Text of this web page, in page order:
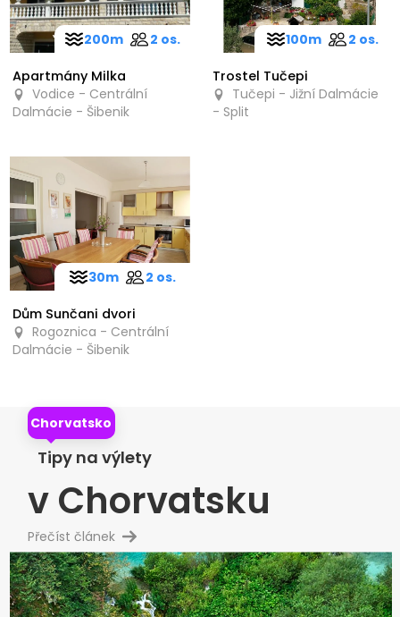
Apartmány Milka
Vodice - Centrální
Dalmácie - Šibenik
200m 2 os.
Trostel Tučepi
Tučepi - Jižní Dalmácie
- Split
100m 2 os.
Dům Sunčani dvori
Rogoznica - Centrální
Dalmácie - Šibenik
30m 2 os.
Chorvatsko
Tipy na výlety
v Chorvatsku
Přečíst článek